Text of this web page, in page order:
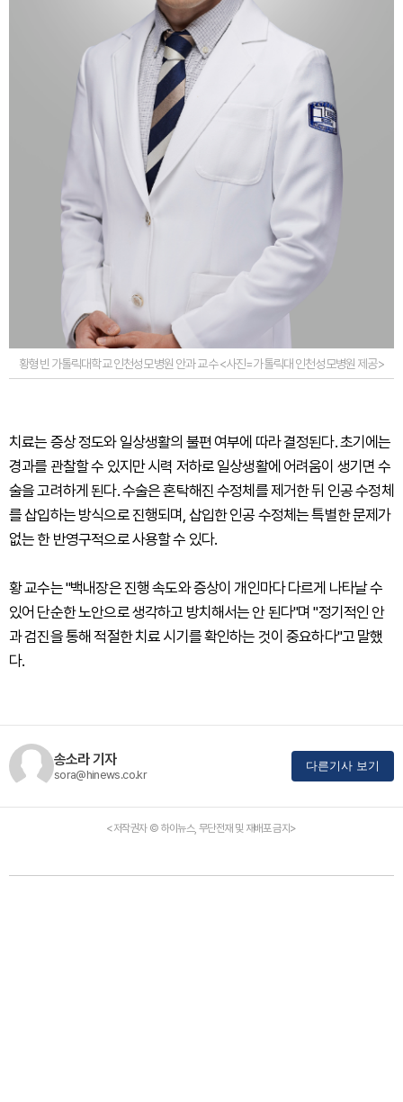
황형빈 가톨릭대학교 인천성모병원 안과 교수 <사진=가톨릭대 인천성모병원 제공>
치료는 증상 정도와 일상생활의 불편 여부에 따라 결정된다. 초기에는
경과를 관찰할 수 있지만 시력 저하로 일상생활에 어려움이 생기면 수
술을 고려하게 된다. 수술은 혼탁해진 수정체를 제거한 뒤 인공 수정체
를 삽입하는 방식으로 진행되며, 삽입한 인공 수정체는 특별한 문제가
없는 한 반영구적으로 사용할 수 있다.
황 교수는 "백내장은 진행 속도와 증상이 개인마다 다르게 나타날 수
있어 단순한 노안으로 생각하고 방치해서는 안 된다"며 "정기적인 안
과 검진을 통해 적절한 치료 시기를 확인하는 것이 중요하다"고 말했
다.
송소라 기자
sora@hinews.co.kr
다른기사 보기
<저작권자 © 하이뉴스, 무단전재 및 재배포 금지>